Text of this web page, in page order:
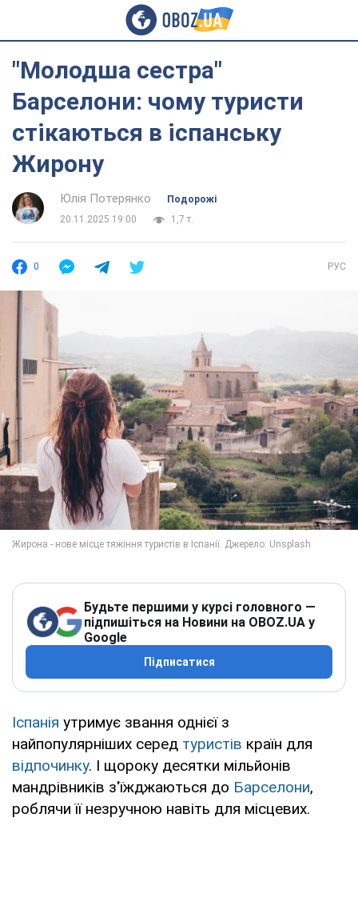
"Молодша сестра"
Барселони: чому туристи
стікаються в іспанську
Жирону
Юлія Потерянко
Подорожі
20.11.2025 19:00
1,7 т.
0 РУС
Будьте першими у курсі головного —
підпишіться на Новини на OBOZ.UA у
Google
Підписатися
Іспанія утримує звання однієї з
найпопулярніших серед туристів країн для
відпочинку. І щороку десятки мільйонів
мандрівників з'їжджаються до Барселони,
роблячи її незручною навіть для місцевих.